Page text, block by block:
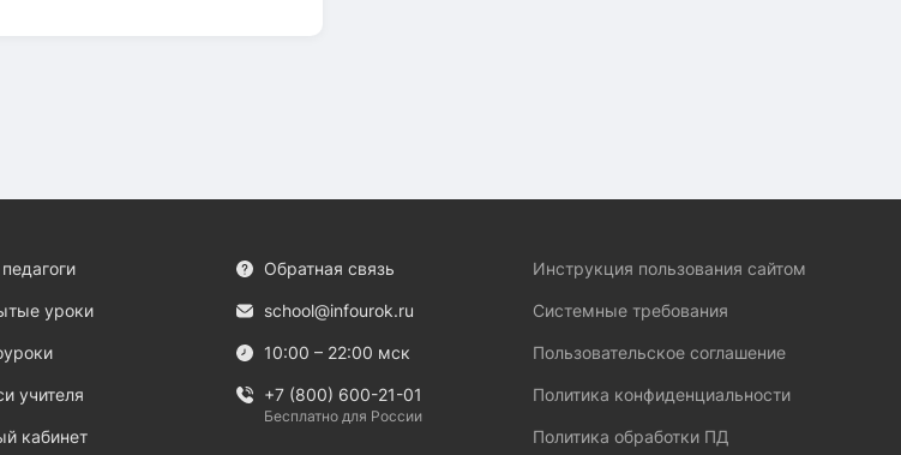
уроки
учителя
кабинет
Обратная связь
school@infourok.ru
10:00 – 22:00 мск
+7 (800) 600-21-01
Бесплатно для России
Инструкция пользования сайтом
Системные требования
Пользовательское соглашение
Политика конфиденциальности
Политика обработки ПД